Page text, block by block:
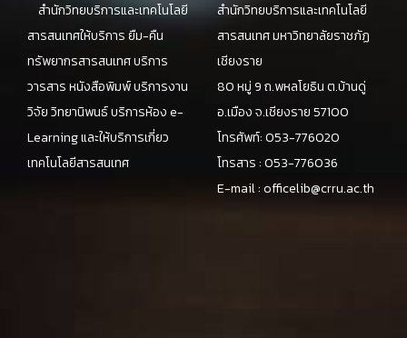
สำนักวิทยบริการและเทคโนโลยี
สารสนเทศให้บริการ ยืม-คืน
ทรัพยากรสารสนเทศ บริการ
วารสาร หนังสือพิมพ์ บริการงาน
วิจัย วิทยานิพนธ์ บริการห้อง e-
Learning และให้บริการเกี่ยว
เทคโนโลยีสารสนเทศ
สำนักวิทยบริการและเทคโนโลยี
สารสนเทศ มหาวิทยาลัยราชภัฏ
เชียงราย
80 หมู่ 9 ถ.พหลโยธิน ต.บ้านดู่
อ.เมือง จ.เชียงราย 57100
โทรศัพท์: 053-776020
โทรสาร : 053-776036
E-mail :officelib@crru.ac.th